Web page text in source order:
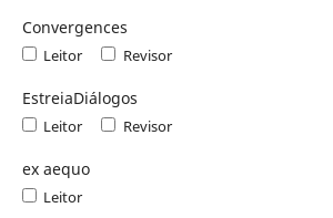
Convergences
Leitor Revisor
EstreiaDiálogos
Leitor Revisor
ex aequo
Leitor